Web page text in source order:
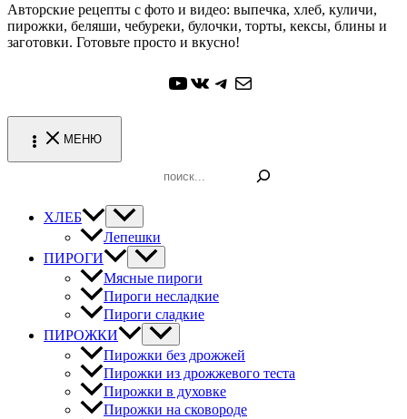
Авторские рецепты с фото и видео: выпечка, хлеб, куличи,
пирожки, беляши, чебуреки, булочки, торты, кексы, блины и
заготовки. Готовьте просто и вкусно!
YouTube
ВКонтакте
Telegram
Почта
МЕНЮ
ХЛЕБ
Лепешки
ПИРОГИ
Мясные пироги
Пироги несладкие
Пироги сладкие
ПИРОЖКИ
Пирожки без дрожжей
Пирожки из дрожжевого теста
Пирожки в духовке
Пирожки на сковороде